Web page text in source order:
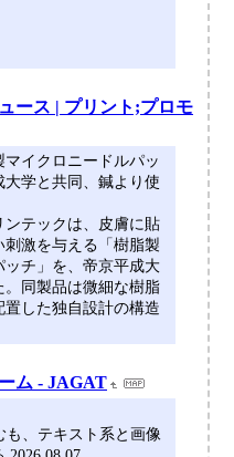
ース | プリント;プロモ
イクロニードルパッ
学と共同、鍼より使
ンテックは、皮膚に貼
激を与える「樹脂製
ッチ」を、帝京平成大
同製品は微細な樹脂
した独自設計の構造
ム - JAGAT
、テキスト系と画像